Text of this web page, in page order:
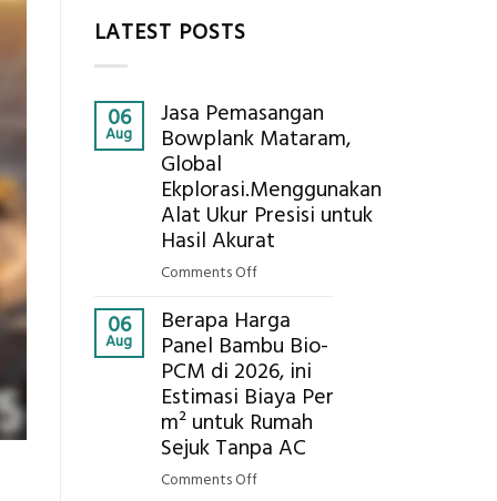
LATEST POSTS
06
Aug
Jasa Pemasangan
Bowplank Mataram,
Global
Ekplorasi.Menggunakan
Alat Ukur Presisi untuk
Hasil Akurat
Comments Offon
Pemasangan
Bowplank
Mataram,
Global
Ekplorasi.Menggunakan
Alat
06
Aug
Berapa Harga
Panel Bambu Bio-
PCM di 2026, ini
Estimasi Biaya Per
m² untuk Rumah
Sejuk Tanpa AC
Comments Offon